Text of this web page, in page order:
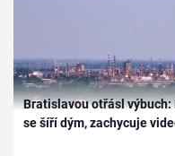
Bratislavou otřásl
se šíří dým, zachycuje